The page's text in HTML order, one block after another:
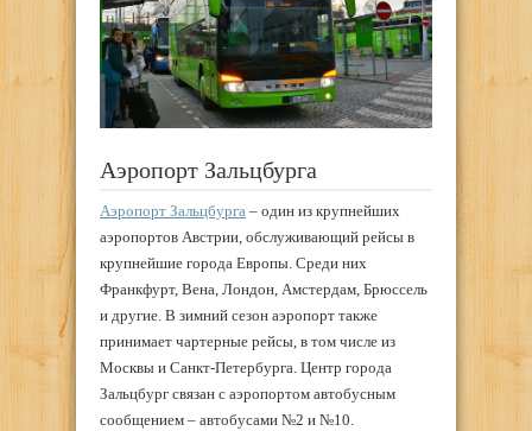
Аэропорт Зальцбурга
Аэропорт Зальцбурга – один из крупнейших
аэропортов Австрии, обслуживающий рейсы в
крупнейшие города Европы. Среди них
Франкфурт, Вена, Лондон, Амстердам, Брюссель
и другие. В зимний сезон аэропорт также
принимает чартерные рейсы, в том числе из
Москвы и Санкт-Петербурга. Центр города
Зальцбург связан с аэропортом автобусным
сообщением – автобусами №2 и №10.